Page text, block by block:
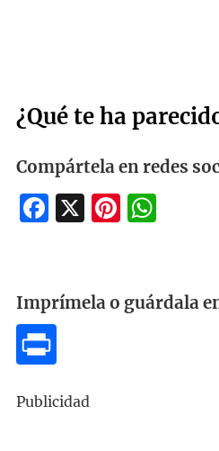
¿Qué te ha
Compártela en redes
Facebook
X
Imprímela o guárdala
Publicidad